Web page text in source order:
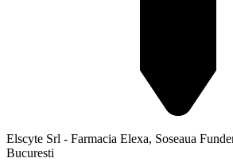
Elscyte Srl - Farmacia Elexa, Soseaua
Bucuresti